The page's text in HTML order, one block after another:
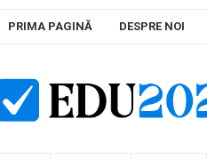
PRIMA PAGINĂ DESPRE NOI